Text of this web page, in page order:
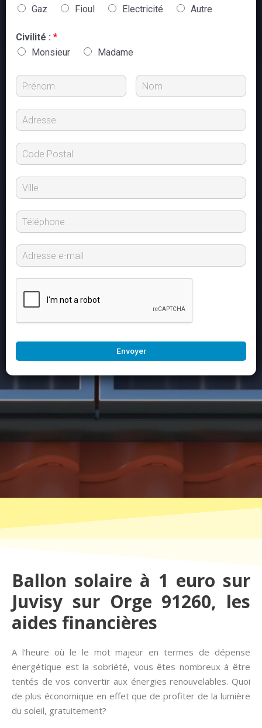
Gaz
Fioul Electricité Autre
Civilité : *
Monsieur
Madame
Envoyer
Ballon solaire à 1 euro sur
Juvisy sur Orge 91260, les
aides financières
A l’heure où le le mot majeur en termes de dépense
énergétique est la sobriété, vous êtes nombreux à être
tentés de vos convertir aux énergies renouvelables. Quoi
de plus économique en effet que de profiter de la lumière
du soleil, gratuitement?